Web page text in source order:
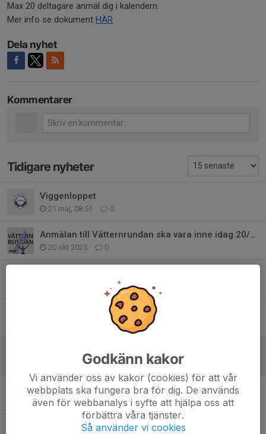
Max 20 deltagare anmäl dig i kalendern.
Mer info se dokument HÄR
Dela nyhet
Kommentarer
Tidigare nyheter
Viggenloppet
21 maj, 08:51 0
Anmälan till Vätternrundan ska vara inne idag 20/10
20 okt 2025 0
25 apr 2025 0
16 aug 2024 0
Missa inte Viggenloppet 7/6 kl 17:45
Godkänn kakor
Vi använder oss av kakor (cookies) för att vår
webbplats ska fungera bra för dig. De används
även för webbanalys i syfte att hjälpa oss att
förbättra våra tjänster.
Så använder vi cookies